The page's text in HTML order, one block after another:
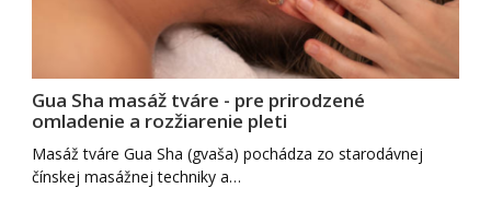
Gua Sha masáž tváre - pre prirodzené
omladenie a rozžiarenie pleti
Masáž tváre Gua Sha (gvaša) pochádza zo starodávnej
čínskej masážnej techniky a…